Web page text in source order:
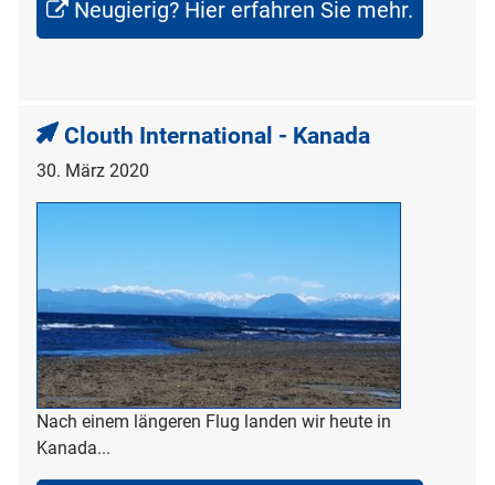
Neugierig? Hier erfahren Sie mehr.
Clouth International - Kanada
30. März 2020
Nach einem längeren Flug landen wir heute in
Kanada...